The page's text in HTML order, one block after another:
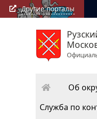
Другие порталы
Об
Служба по